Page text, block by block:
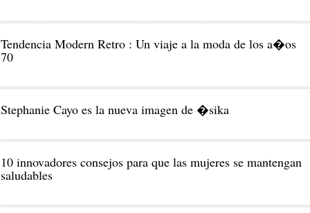
Tendencia Modern Retro : Un viaje a la moda de los a�os
70
Stephanie Cayo es la nueva imagen de �sika
10 innovadores consejos para que las mujeres se mantengan
saludables